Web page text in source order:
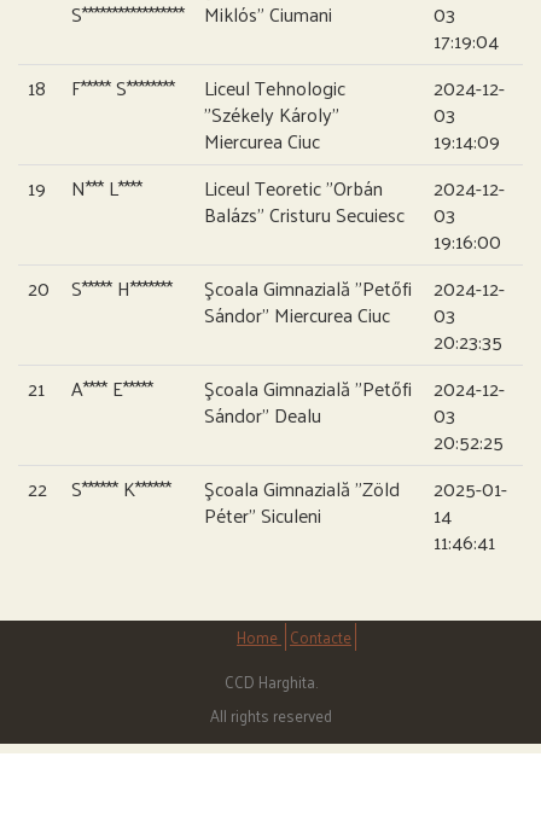
S***************** Miklós” Ciumani 03
17:19:04
18
F***** S******** Liceul Tehnologic
”Székely Károly”
Miercurea Ciuc
2024-12-
03
19:14:09
19
N*** L**** Liceul Teoretic ”Orbán
Balázs” Cristuru Secuiesc
2024-12-
03
19:16:00
20
S***** H******* Şcoala Gimnazială ”Petőfi
Sándor” Miercurea Ciuc
2024-12-
03
20:23:35
21
A**** E***** Şcoala Gimnazială ”Petőfi
Sándor” Dealu
2024-12-
03
20:52:25
22
S****** K****** Şcoala Gimnazială ”Zöld
Péter” Siculeni
2025-01-
14
11:46:41
Home Contacte
CCD Harghita.
All rights reserved